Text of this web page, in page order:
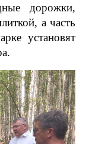
дорожки,
а часть
установят